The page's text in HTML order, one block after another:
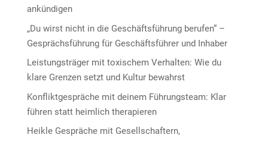
ankündigen
„Du wirst nicht in die Geschäftsführung berufen“ –
Gesprächsführung für Geschäftsführer und Inhaber
Leistungsträger mit toxischem Verhalten: Wie du
klare Grenzen setzt und Kultur bewahrst
Konfliktgespräche mit deinem Führungsteam: Klar
führen statt heimlich therapieren
Heikle Gespräche mit Gesellschaftern,